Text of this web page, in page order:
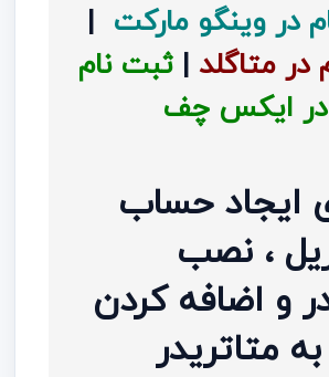
در وینگو مارکت |
در متاگلد |ثبت نام
در ایکس چف
ایجاد حساب
، نصب
و اضافه کردن
متاتریدر